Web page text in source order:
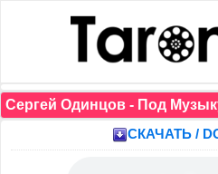
Сергей Одинцов - Под
СКАЧАТЬ /